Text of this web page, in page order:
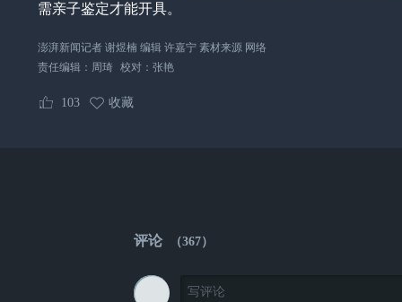
需亲子鉴定才能开具。
澎湃新闻记者 谢煜楠 编辑 许嘉宁 素材来源 网络
责任编辑： 周琦 校对： 张艳
103 收藏
评论 （367）